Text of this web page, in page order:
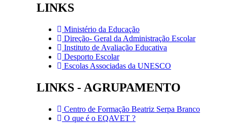
LINKS
Ministério da Educação
Direção- Geral da Administração Escolar
Instituto de Avaliação Educativa
Desporto Escolar
Escolas Associadas da UNESCO
LINKS - AGRUPAMENTO
Centro de Formação Beatriz Serpa Branco
O que é o EQAVET ?